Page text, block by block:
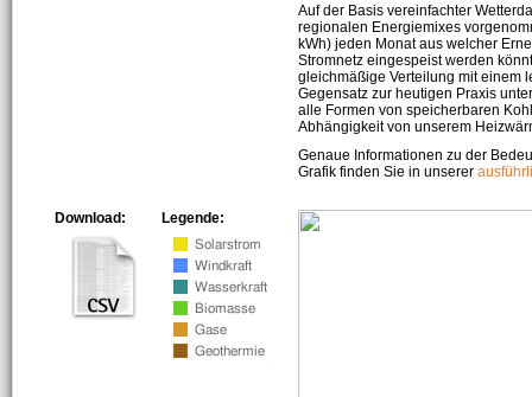
Auf der Basis vereinfachter
regionalen Energiemixes
kWh) jeden Monat aus welcher
Stromnetz eingespeist werden
gleichmäßige Verteilung mit einem
Gegensatz zur heutigen Praxis
alle Formen von speicherbaren
Abhängigkeit von unserem
Genaue Informationen zu der
Grafik finden Sie in unserer
Legende:
Download: